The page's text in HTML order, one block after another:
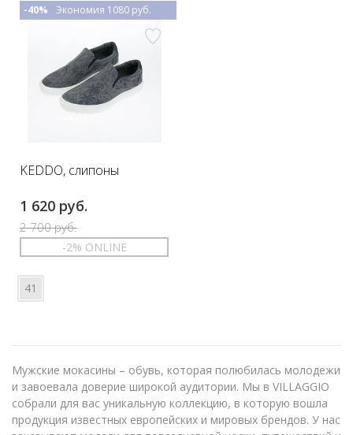
KEDDO, слипоны
1 620 руб.
2 700 руб.
-40% Экономия 1080 руб.
-2% ONLINE
41
Мужские мокасины – обувь, которая полюбилась молодежи
и завоевала доверие широкой аудитории. Мы в VILLAGGIO
собрали для вас уникальную коллекцию, в которую вошла
продукция известных европейских и мировых брендов. У нас